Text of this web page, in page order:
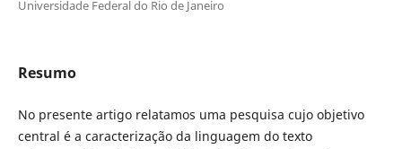
Universidade Federal do Rio de Janeiro
Resumo
No presente artigo relatamos uma pesquisa cujo objetivo
central é a caracterização da linguagem do texto